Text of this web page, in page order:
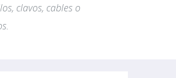
clavos, cables o